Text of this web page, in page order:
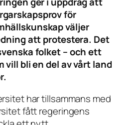
för
väljer
att protestera. Det
folket – och ett
vill bli en del av vårt land
har tillsammans med
fått regeringens